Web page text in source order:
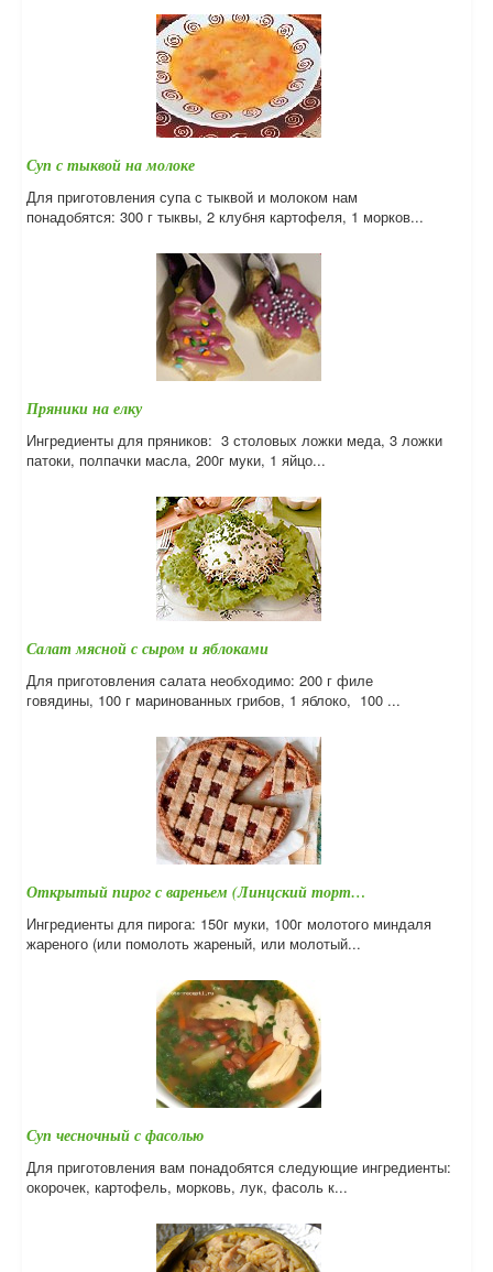
Суп с тыквой на молоке
Для приготовления супа с тыквой и молоком нам
понадобятся: 300 г тыквы, 2 клубня картофеля, 1 морков...
Пряники на елку
Ингредиенты для пряников: 3 столовых ложки меда, 3 ложки
патоки, полпачки масла, 200г муки, 1 яйцо...
Салат мясной с сыром и яблоками
Для приготовления салата необходимо: 200 г филе
говядины, 100 г маринованных грибов, 1 яблоко, 100 ...
Открытый пирог с вареньем (Линцский торт…
Ингредиенты для пирога: 150г муки, 100г молотого миндаля
жареного (или помолоть жареный, или молотый...
Суп чесночный с фасолью
Для приготовления вам понадобятся следующие ингредиенты:
окорочек, картофель, морковь, лук, фасоль к...